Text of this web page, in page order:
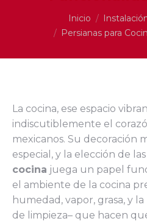
Inicio
Persianas para
La cocina, ese espacio
indiscutiblemente el
mexicanos. Su decoración
especial, y la elección de las
cocina juega un papel
el ambiente de la cocina
humedad, vapor, grasa, y
de limpieza– que hacen